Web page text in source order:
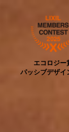
エコロジー
パッシブデザイ